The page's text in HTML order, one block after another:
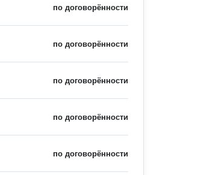
по договорённости
по договорённости
по договорённости
по договорённости
по договорённости